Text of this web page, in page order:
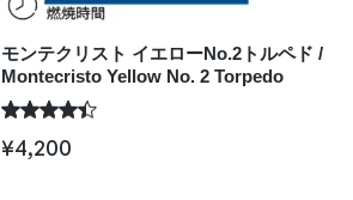
モンテクリスト イエローNo.2トルペド /
Montecristo Yellow No. 2 Torpedo
¥4,200